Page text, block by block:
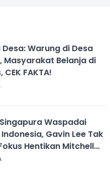
Warung di Desa
Masyarakat Belanja di
CEK FAKTA!
Waspadai
Gavin Lee Tak
Hentikan Mitchell